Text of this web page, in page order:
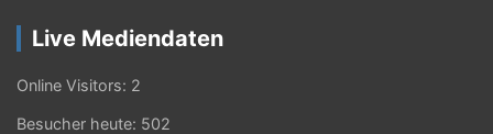
Live Mediendaten
Online Visitors: 2
Besucher heute: 502